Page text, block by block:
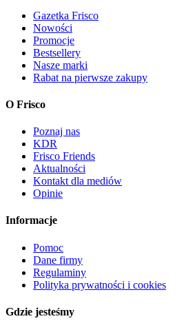
Gazetka Frisco
Nowości
Promocje
Bestsellery
Nasze marki
Rabat na pierwsze zakupy
O Frisco
Poznaj nas
KDR
Frisco Friends
Aktualności
Kontakt dla mediów
Opinie
Informacje
Pomoc
Dane firmy
Regulaminy
Polityka prywatności i cookies
Gdzie jesteśmy